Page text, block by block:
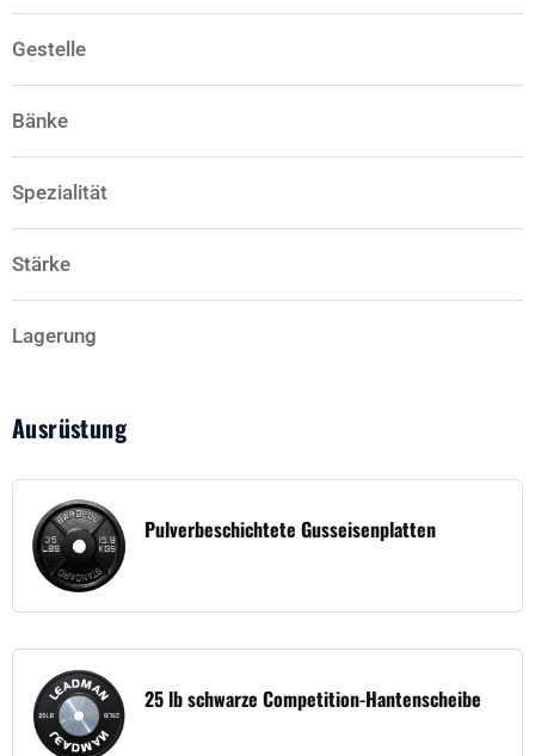
Gestelle
Bänke
Spezialität
Stärke
Lagerung
Ausrüstung
Pulverbeschichtete Gusseisenplatten
25 lb schwarze Competition-Hantenscheibe